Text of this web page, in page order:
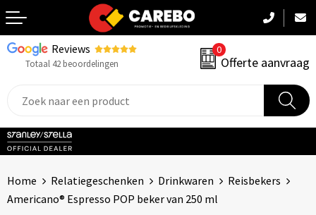
Reviews
Totaal 42 beoordelingen
0
Offerte aanvraag
Terug
Sportkleding
Home Relatiegeschenken Drinkwaren
Reisbekers
Americano® Espresso POP beker van 250 ml